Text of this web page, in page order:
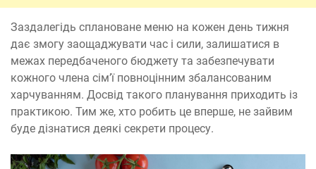
Заздалегідь сплановане меню на кожен день тижня
дає змогу заощаджувати час і сили, залишатися в
межах передбаченого бюджету та забезпечувати
кожного члена сім’ї повноцінним збалансованим
харчуванням. Досвід такого планування приходить із
практикою. Тим же, хто робить це вперше, не зайвим
буде дізнатися деякі секрети процесу.